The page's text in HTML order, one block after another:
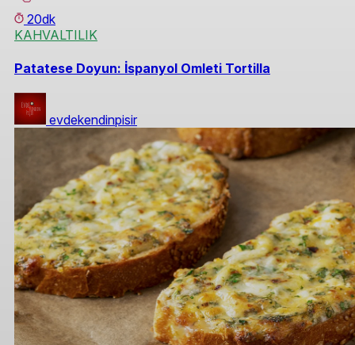
20dk
KAHVALTILIK
Patatese Doyun: İspanyol Omleti Tortilla
evdekendinpisir